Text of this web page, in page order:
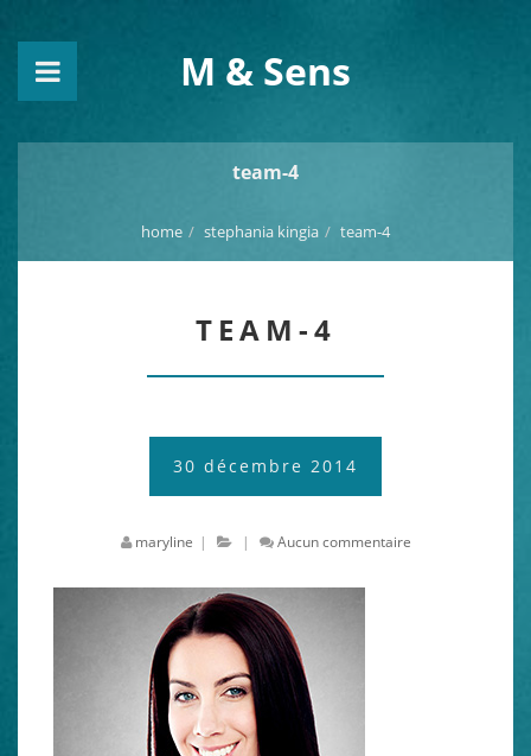
M & Sens
team-4
home stephania kingia team-4
TEAM-4
30 décembre 2014
maryline | | Aucun commentaire